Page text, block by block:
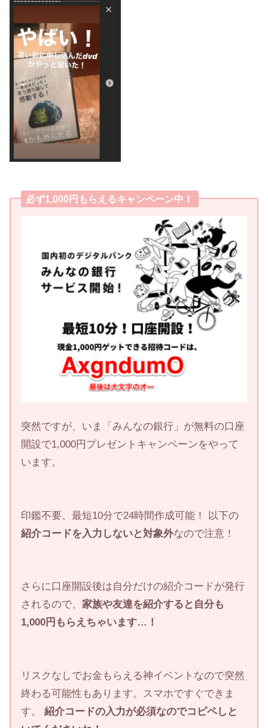
必ず1,000円もらえるキャンペーン中！
突然ですが、いま「みんなの銀行」が無料の口座
開設で1,000円プレゼントキャンペーンをやって
います。
印鑑不要、最短10分で24時間作成可能！ 以下の
紹介コードを入力しないと対象外なので注意！
さらに口座開設後は自分だけの紹介コードが発行
されるので、家族や友達を紹介すると自分も
1,000円もらえちゃいます…！
リスクなしでお金もらえる神イベントなので突然
終わる可能性もあります。スマホですぐできま
す。紹介コードの入力が必須なのでコピペしと